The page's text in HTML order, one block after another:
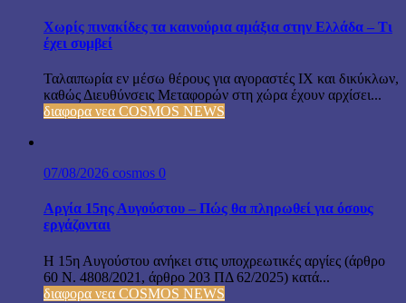
Χωρίς πινακίδες τα καινούρια αμάξια στην Ελλάδα – Τι
έχει συμβεί
Ταλαιπωρία εν μέσω θέρους για αγοραστές ΙΧ και δικύκλων,
καθώς Διευθύνσεις Μεταφορών στη χώρα έχουν αρχίσει...
διαφορα νεα COSMOS NEWS
07/08/2026 cosmos 0
Αργία 15ης Αυγούστου – Πώς θα πληρωθεί για όσους
εργάζονται
Η 15η Αυγούστου ανήκει στις υποχρεωτικές αργίες (άρθρο
60 Ν. 4808/2021, άρθρο 203 ΠΔ 62/2025) κατά...
διαφορα νεα COSMOS NEWS